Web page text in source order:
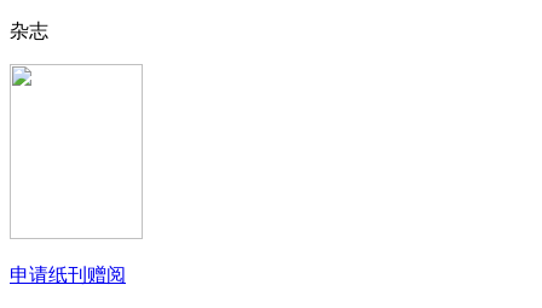
杂志
申请纸刊赠阅